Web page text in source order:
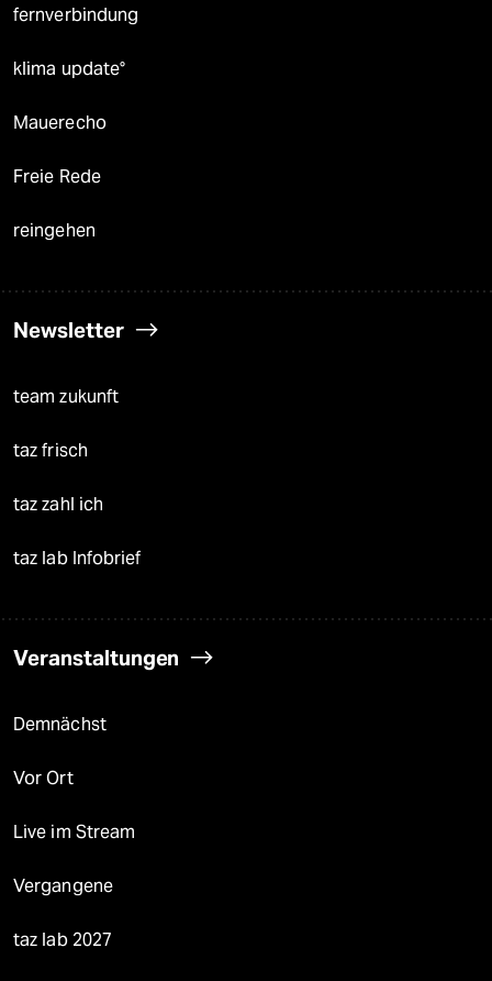
fernverbindung
klima update°
Mauerecho
Freie Rede
reingehen
Newsletter
team zukunft
taz frisch
taz zahl ich
taz lab Infobrief
Veranstaltungen
Demnächst
Vor Ort
Live im Stream
Vergangene
taz lab 2027